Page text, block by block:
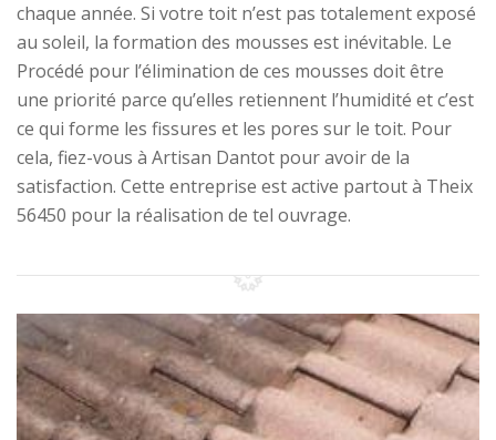
chaque année. Si votre toit n’est pas totalement exposé
au soleil, la formation des mousses est inévitable. Le
Procédé pour l’élimination de ces mousses doit être
une priorité parce qu’elles retiennent l’humidité et c’est
ce qui forme les fissures et les pores sur le toit. Pour
cela, fiez-vous à Artisan Dantot pour avoir de la
satisfaction. Cette entreprise est active partout à Theix
56450 pour la réalisation de tel ouvrage.